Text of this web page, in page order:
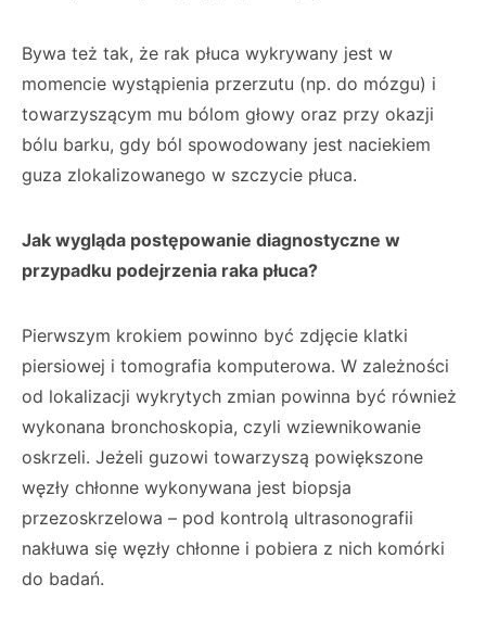
Bywa też tak, że rak płuca wykrywany jest w
momencie wystąpienia przerzutu (np. do mózgu) i
towarzyszącym mu bólom głowy oraz przy okazji
bólu barku, gdy ból spowodowany jest naciekiem
guza zlokalizowanego w szczycie płuca.
Jak wygląda postępowanie diagnostyczne w
przypadku podejrzenia raka płuca?
Pierwszym krokiem powinno być zdjęcie klatki
piersiowej i tomografia komputerowa. W zależności
od lokalizacji wykrytych zmian powinna być również
wykonana bronchoskopia, czyli wziewnikowanie
oskrzeli. Jeżeli guzowi towarzyszą powiększone
węzły chłonne wykonywana jest biopsja
przezoskrzelowa – pod kontrolą ultrasonografii
nakłuwa się węzły chłonne i pobiera z nich komórki
do badań.